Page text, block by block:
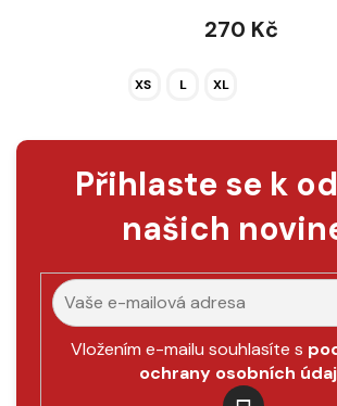
270 Kč
XS L XL
Přihlaste se k
našich
Vložením e-mailu souhlasíte s
ochrany osobních